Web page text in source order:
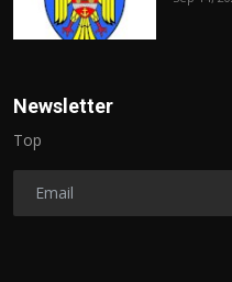
Newsletter
Top